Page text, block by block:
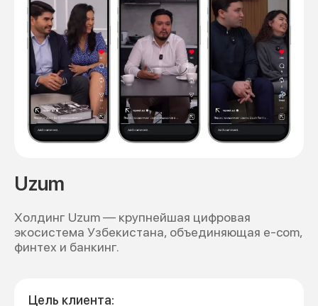
Uzum
Холдинг Uzum — крупнейшая цифровая
экосистема Узбекистана, объединяющая e-com,
финтех и банкинг.
Цель клиента: